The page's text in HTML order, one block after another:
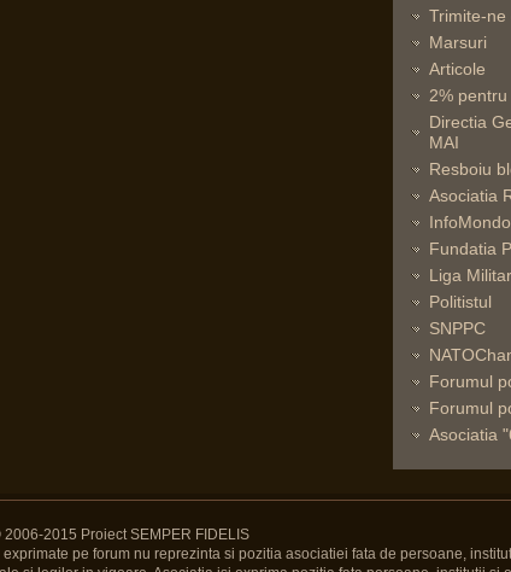
Trimite-ne
Marsuri
Articole
2% pentru
Directia
MAI
Resboiu
Asociatia
InfoMondo
Fundatia
Liga
Politistul
SNPPC
Forumul
Forumul
Asociatia
2006-2015 Proiect SEMPER FIDELIS
pe forum nu reprezinta si pozitia asociatiei fata de persoane,